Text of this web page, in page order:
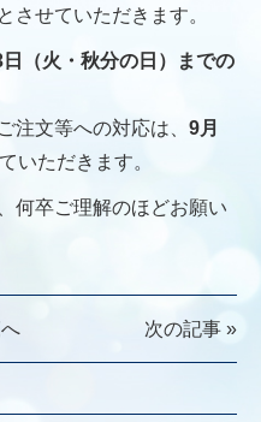
させていただきます。
（火・秋分の日）までの
注文等への対応は、 9月
いただきます。
何卒ご理解のほどお願い
次の記事 »